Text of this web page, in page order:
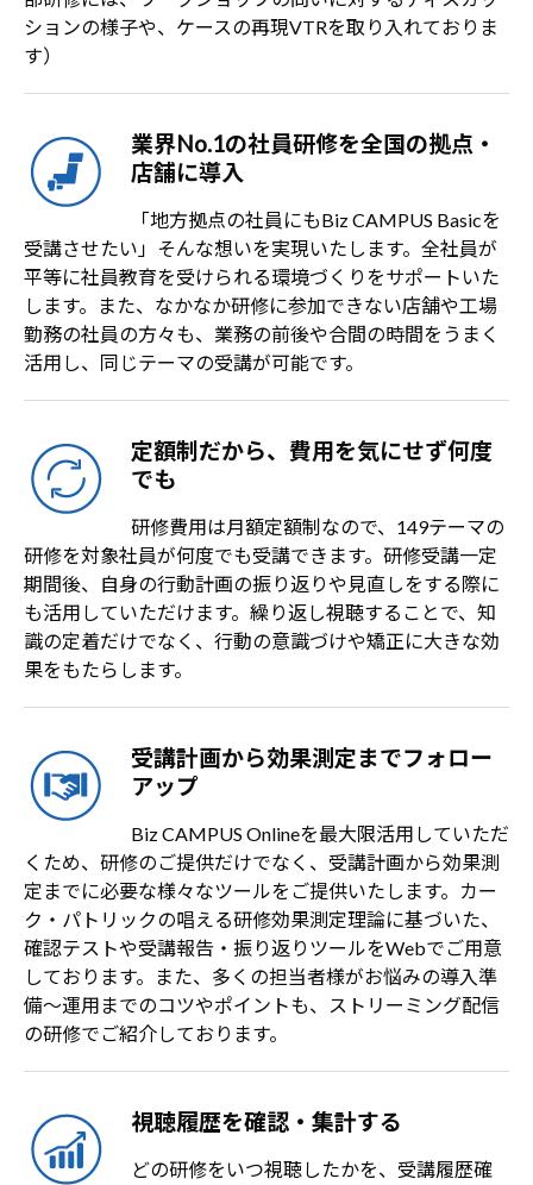
ションの様子や、ケースの再現VTRを取り入れておりま
す）
業界No.1の社員研修を全国の拠点・
店舗に導入
「地方拠点の社員にもBiz CAMPUS Basicを
受講させたい」そんな想いを実現いたします。全社員が
平等に社員教育を受けられる環境づくりをサポートいた
します。また、なかなか研修に参加できない店舗や工場
勤務の社員の方々も、業務の前後や合間の時間をうまく
活用し、同じテーマの受講が可能です。
定額制だから、費用を気にせず何度
でも
研修費用は月額定額制なので、149テーマの
研修を対象社員が何度でも受講できます。研修受講一定
期間後、自身の行動計画の振り返りや見直しをする際に
も活用していただけます。繰り返し視聴することで、知
識の定着だけでなく、行動の意識づけや矯正に大きな効
果をもたらします。
受講計画から効果測定までフォロー
アップ
Biz CAMPUS Onlineを最大限活用していただ
くため、研修のご提供だけでなく、受講計画から効果測
定までに必要な様々なツールをご提供いたします。カー
ク・パトリックの唱える研修効果測定理論に基づいた、
確認テストや受講報告・振り返りツールをWebでご用意
しております。また、多くの担当者様がお悩みの導入準
備～運用までのコツやポイントも、ストリーミング配信
の研修でご紹介しております。
視聴履歴を確認・集計する
どの研修をいつ視聴したかを、受講履歴確